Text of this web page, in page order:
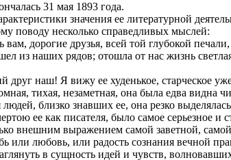
31 мая 1893 года.
значения ее литературной
поводу несколько справедливых мыслей:
дорогие друзья, всей той глубокой
из наших рядов; отошла от нас жизнь
друг наш! Я вижу ее худенькое, старческое
тихая, незаметная, она была едва видна
близко знавших ее, она резко
ее как писателя, было самое серьезное и
внешним выражением самой заветной,
или любовь, или радость сознания вечной
в сущность идей и чувств,